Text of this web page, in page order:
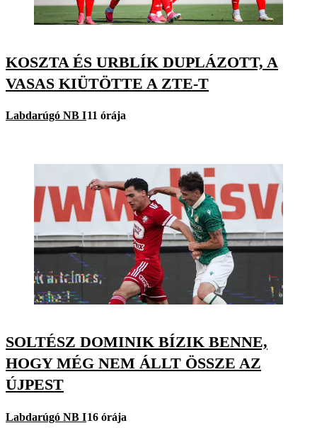
KOSZTA ÉS URBLÍK DUPLÁZOTT, A
VASAS KIÜTÖTTE A ZTE-T
Labdarúgó NB I11 órája
SOLTÉSZ DOMINIK BÍZIK BENNE,
HOGY MÉG NEM ÁLLT ÖSSZE AZ
ÚJPEST
Labdarúgó NB I16 órája